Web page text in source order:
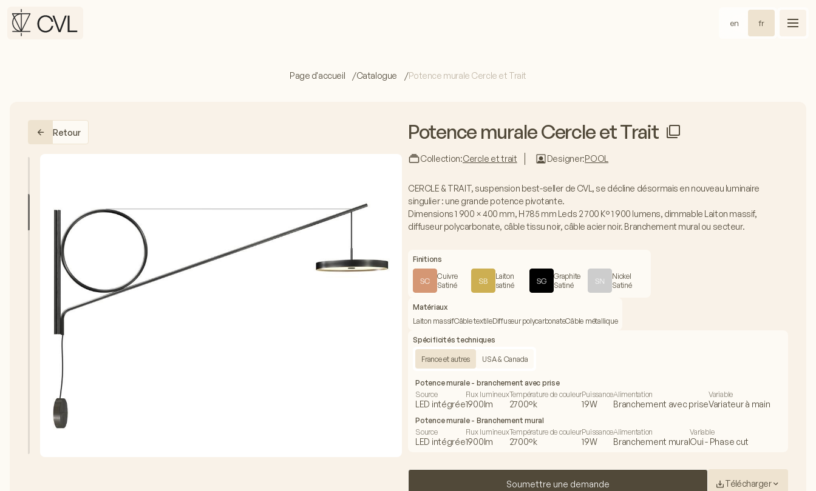
en fr
Page d'accueil Catalogue Potence murale Cercle et Trait
Retour Potence murale Cercle et Trait
Collection:Cercle et trait Designer:POOL
CERCLE & TRAIT, suspension best-seller de CVL, se décline désormais en nouveau luminaire
singulier : une grande potence pivotante.
Dimensions 1 900 × 400 mm, H 785 mm Leds 2 700 K° 1 900 lumens, dimmable Laiton massif,
diffuseur polycarbonate, câble tissu noir, câble acier noir. Branchement mural ou secteur.
Finitions
Cuivre
Satiné
Laiton
satiné
Graphite
Satiné
Nickel
Satiné
Matériaux
Laiton massifCâble textileDiffuseur polycarbonateCâble métallique
Spécificités techniques
France et autres USA & Canada
Potence murale - branchement avec prise
Source
LED intégrée
Flux lumineux
1900lm
Température de couleur
2700°k
Puissance
19W
Alimentation
Branchement avec prise
Variable
Variateur à main
Potence murale - Branchement mural
Source
LED intégrée
Flux lumineux
1900lm
Température de couleur
2700°k
Puissance
19W
Alimentation
Branchement mural
Variable
Oui - Phase cut
Soumettre une demande Télécharger